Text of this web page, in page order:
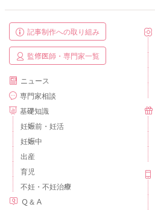
記事制作への取り組み
監修医師・専門家一覧
ニュース
専門家相談
基礎知識
妊娠前・妊活
妊娠中
出産
育児
不妊・不妊治療
Ｑ＆Ａ